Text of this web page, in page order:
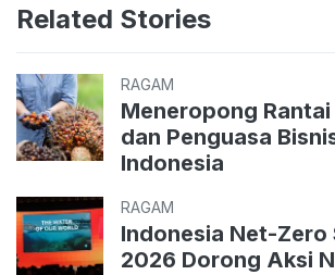
Related Stories
RAGAM
Meneropong
dan Penguasa
Indonesia
RAGAM
Indonesia Net-Zero
2026 Dorong Aksi